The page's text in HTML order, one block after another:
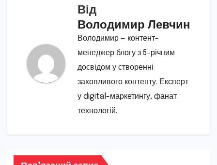
Від
Володимир Левчин
Володимир — контент-
менеджер блогу з 5-річним
досвідом у створенні
захопливого контенту. Експерт
у digital-маркетингу, фанат
технологій.